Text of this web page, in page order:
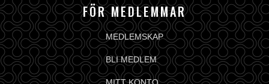
FÖR MEDLEMMAR
MEDLEMSKAP
BLI MEDLEM